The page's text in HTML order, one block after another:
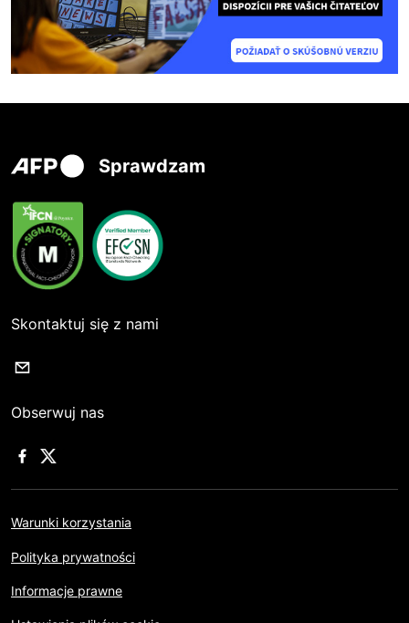
Sprawdzam
Skontaktuj się z nami
Obserwuj nas
Warunki korzystania
Polityka prywatności
Informacje prawne